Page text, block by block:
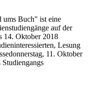
ums Buch" ist eine
auf der
14. Oktober 2018
Lesung
11. Oktober